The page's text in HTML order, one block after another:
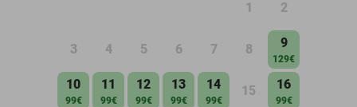
1 2
3 4 5 6 7 8 9
129€
10
99€
11
99€
12
99€
13
99€
14
99€
15 16
99€